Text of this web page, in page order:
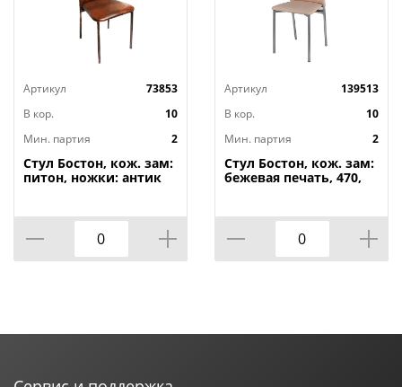
Артикул
73853
В кор.
10
Мин. партия
2
Стул Бостон, кож. зам:
питон, ножки: антик
Артикул
139513
В кор.
10
Мин. партия
2
Стул Бостон, кож. зам:
бежевая печать, 470,